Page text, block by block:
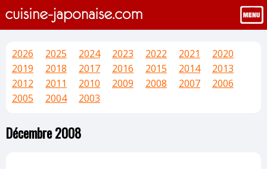
2026 2025 2024 2023 2022 2021
2020
2019
2018 2017 2016 2015 2014
2013
2012
2011 2010 2009 2008 2007
2006
2005
2004 2003
Décembre 2008